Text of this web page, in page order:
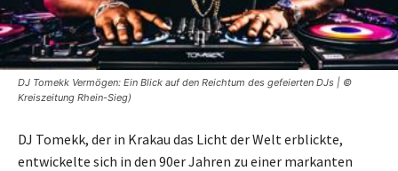
DJ Tomekk Vermögen: Ein Blick auf den Reichtum des gefeierten DJs | ©
Kreiszeitung Rhein-Sieg)
DJ Tomekk, der in Krakau das Licht der Welt erblickte,
entwickelte sich in den 90er Jahren zu einer markanten